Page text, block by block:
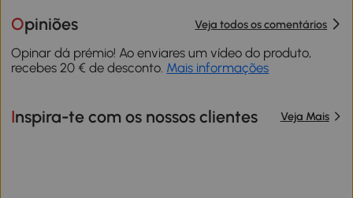
Opiniões Veja todos os comentários
Opinar dá prémio! Ao enviares um vídeo do produto,
recebes 20 € de desconto. Mais informações
Inspira-te com os nossos clientes Veja Mais